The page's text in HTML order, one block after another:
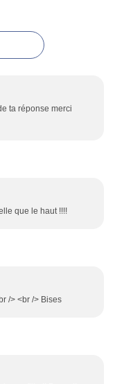
ta réponse merci
que le haut !!!!
/> <br /> Bises